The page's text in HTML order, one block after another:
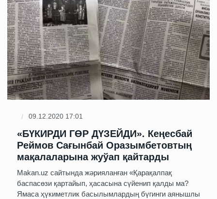
09.12.2020 17:01
«БҮКИРДИ ГӨР ДҮЗЕЙДИ». Кеңесбай
Реймов Сағынбай Оразымбетовтың
мақалаларына жуўап қайтарды
Makan.uz сайтында жәрияланған «Қарақалпақ
баспасөзи қартайып, ҳасасына сүйенип қалды ма?
Ямаса ҳүкиметлик басылымлардың бүгинги аянышлы